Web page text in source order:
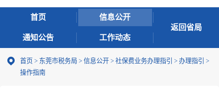
首页 信息公开
通知公告 工作动态
返回省局
首页 > 东莞市税务局 > 信息公开 > 社保费业务办理指引 > 办理指引 >
操作指南